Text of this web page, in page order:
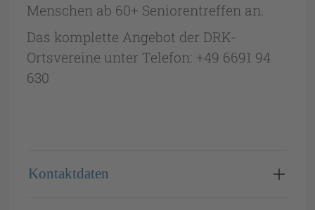
Menschen ab 60+ Seniorentreffen an.
Das komplette Angebot der DRK-
Ortsvereine unter Telefon: +49 6691 94
630
Kontaktdaten